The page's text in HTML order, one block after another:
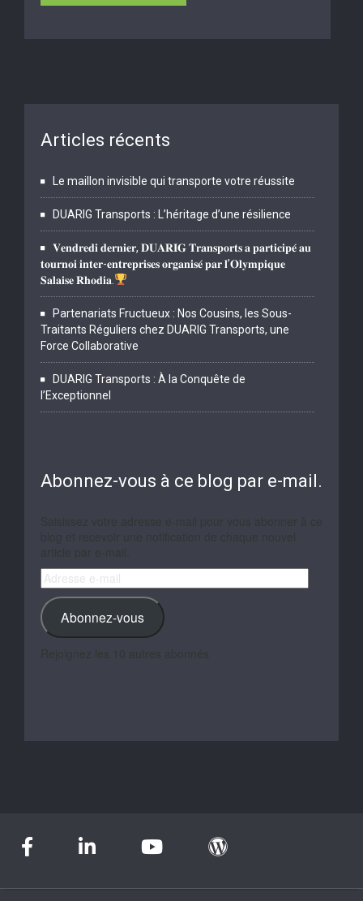
Articles récents
Le maillon invisible qui transporte votre réussite
DUARIG Transports : L’héritage d’une résilience
𝐕𝐞𝐧𝐝𝐫𝐞𝐝𝐢 𝐝𝐞𝐫𝐧𝐢𝐞𝐫, 𝐃𝐔𝐀𝐑𝐈𝐆 𝐓𝐫𝐚𝐧𝐬𝐩𝐨𝐫𝐭𝐬 𝐚 𝐩𝐚𝐫𝐭𝐢𝐜𝐢𝐩𝐞́ 𝐚𝐮
𝐭𝐨𝐮𝐫𝐧𝐨𝐢 𝐢𝐧𝐭𝐞𝐫-𝐞𝐧𝐭𝐫𝐞𝐩𝐫𝐢𝐬𝐞𝐬 𝐨𝐫𝐠𝐚𝐧𝐢𝐬𝐞́ 𝐩𝐚𝐫 𝐥’𝐎𝐥𝐲𝐦𝐩𝐢𝐪𝐮𝐞
𝐒𝐚𝐥𝐚𝐢𝐬𝐞 𝐑𝐡𝐨𝐝𝐢𝐚.
Partenariats Fructueux : Nos Cousins, les Sous-
Traitants Réguliers chez DUARIG Transports, une
Force Collaborative
DUARIG Transports : À la Conquête de
l’Exceptionnel
Abonnez-vous à ce blog par e-mail.
Adresse
e-
mail
Abonnez-vous